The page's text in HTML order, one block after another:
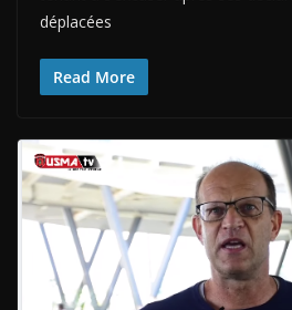
déplacées
Read More